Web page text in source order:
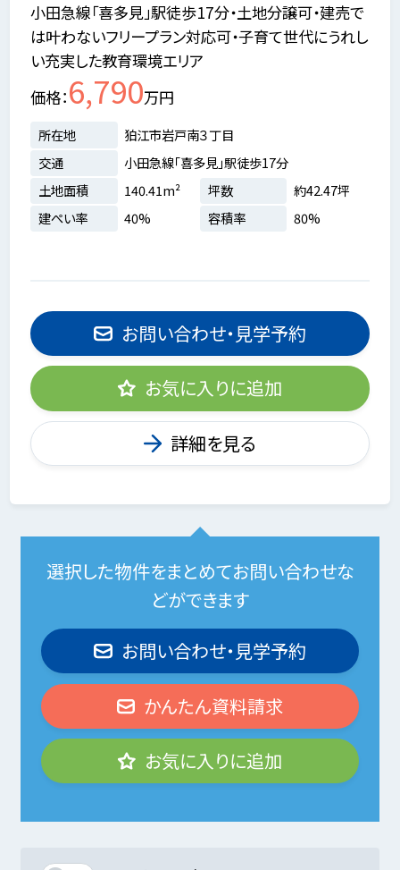
小田急線「喜多見」駅徒歩17分・土地分譲可・建売で
は叶わないフリープラン対応可・子育て世代にうれし
い充実した教育環境エリア
価格 6,790万円
所在地
狛江市岩戸南３丁目
交通
小田急線「喜多見」駅徒歩17分
土地面積
140.41m² 坪数
約42.47坪
建ぺい率
40% 容積率 80%
お問い合わせ・見学予約
お気に入りに追加
詳細を見る
選択した物件をまとめてお問い合わせな
どができます
お問い合わせ・見学予約
かんたん資料請求
お気に入りに追加